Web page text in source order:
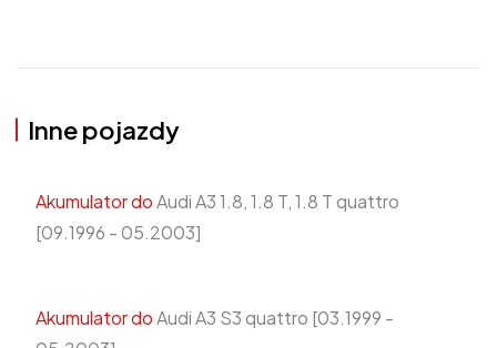
Inne pojazdy
Akumulator doAudi A3 1.8, 1.8 T, 1.8 T quattro
[09.1996 - 05.2003]
Akumulator doAudi A3 S3 quattro [03.1999 -